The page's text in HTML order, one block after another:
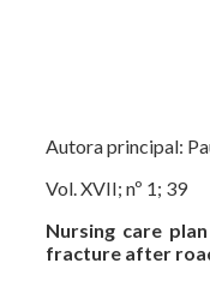
Autora principal:
Vol. XVII; nº 1; 39
Nursing care
fracture after